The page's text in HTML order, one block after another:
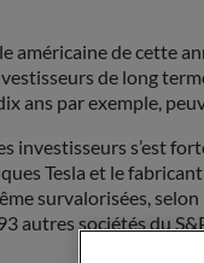
américaine de cette
de long
ans par exemple,
investisseurs s’est
Tesla et le
survalorisées,
autres sociétés du